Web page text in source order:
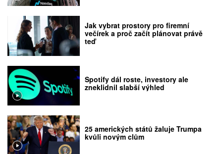
Jak vybrat prostory pro firemní
večírek a proč začít plánovat právě
teď
Spotify dál roste, investory ale
zneklidnil slabší výhled
25 amerických států žaluje Trumpa
kvůli novým clům